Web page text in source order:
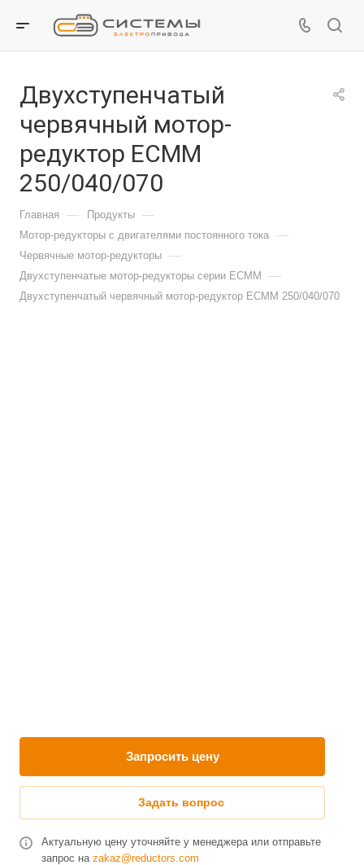
Двухступенчатый
червячный мотор-
редуктор ECMM
250/040/070
Главная — Продукты —
Мотор-редукторы с двигателями постоянного тока —
Червячные мотор-редукторы —
Двухступенчатые мотор-редукторы серии ECMM —
Двухступенчатый червячный мотор-редуктор ECMM 250/040/070
Запросить цену
Задать вопрос
Актуальную цену уточняйте у менеджера или отправьте
запрос на zakaz@reductors.com